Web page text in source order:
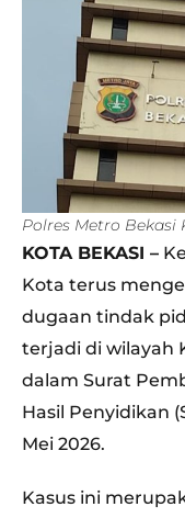
Polres Metro Bekasi
KOTA BEKASI –
Kota terus
dugaan tindak
terjadi di wilayah
dalam Surat
Hasil Penyidikan
Mei 2026.
Kasus ini